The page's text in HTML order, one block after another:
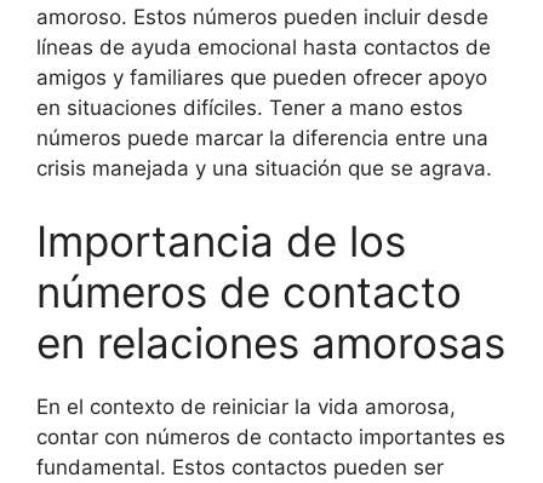
amoroso. Estos números pueden incluir desde
líneas de ayuda emocional hasta contactos de
amigos y familiares que pueden ofrecer apoyo
en situaciones difíciles. Tener a mano estos
números puede marcar la diferencia entre una
crisis manejada y una situación que se agrava.
Importancia de los
números de contacto
en relaciones amorosas
En el contexto de reiniciar la vida amorosa,
contar con números de contacto importantes es
fundamental. Estos contactos pueden ser